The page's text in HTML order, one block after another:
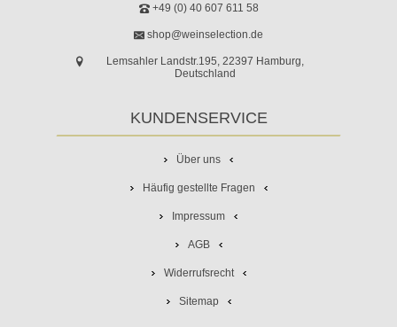
+49 (0) 40 607 611 58
shop@weinselection.de
Lemsahler Landstr.195, 22397 Hamburg,
Deutschland
KUNDENSERVICE
Über uns
Häufig gestellte Fragen
Impressum
AGB
Widerrufsrecht
Sitemap